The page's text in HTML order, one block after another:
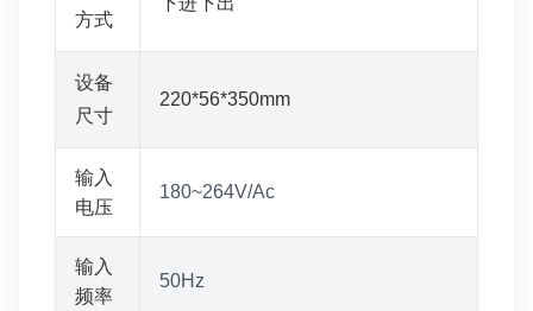
方式
设备
尺寸
220*56*350mm
输入
电压
180~264V/Ac
输入
频率
50Hz